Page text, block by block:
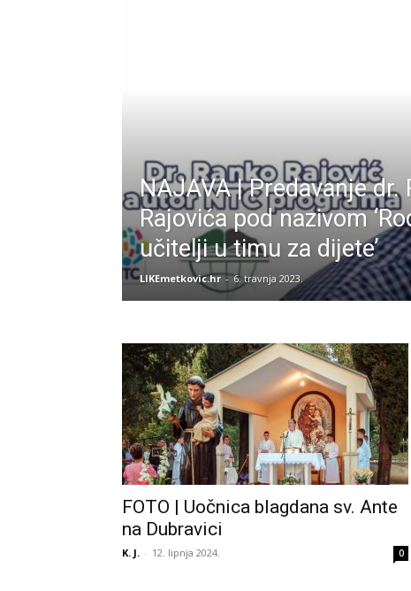
NAJAVA | Predavanje dr.
Rajovića pod nazivom
učitelji u timu za dijete’
LIKEmetkovic.hr - 6. travnja 2023.
FOTO | Uočnica blagdana sv. Ante
na Dubravici
K. J. - 12. lipnja 2024. 0